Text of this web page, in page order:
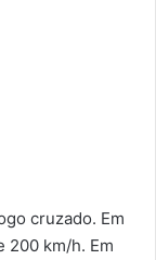
cruzado. Em
200 km/h. Em